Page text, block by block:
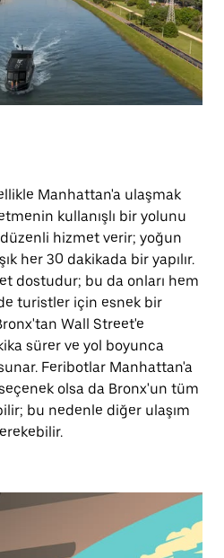
Manhattan'a ulaşmak
kullanışlı bir yolunu
hizmet verir; yoğun
her 30 dakikada bir yapılır.
dostudur; bu da onları hem
turistler için esnek bir
Wall Street'e
sürer ve yol boyunca
Feribotlar Manhattan'a
olsa da Bronx'un tüm
bu nedenle diğer ulaşım